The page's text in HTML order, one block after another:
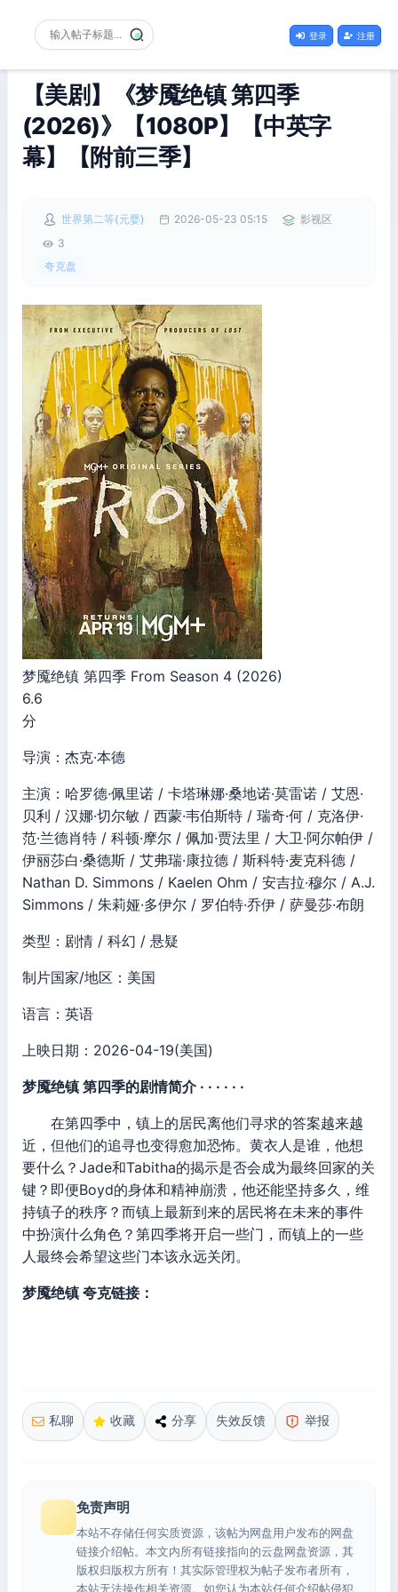
登录 注册
【美剧】《梦魇绝镇 第四季
(2026)》【1080P】【中英字
幕】【附前三季】
世界第二等(元婴) 2026-05-23 05:15
影视区
3
夸克盘
梦魇绝镇 第四季 From Season 4 (2026)
6.6
分
导演：杰克·本德
主演：哈罗德·佩里诺 / 卡塔琳娜·桑地诺·莫雷诺 / 艾恩·
贝利 / 汉娜·切尔敏 / 西蒙·韦伯斯特 / 瑞奇·何 / 克洛伊·
范·兰德肖特 / 科顿·摩尔 / 佩加·贾法里 / 大卫·阿尔帕伊 /
伊丽莎白·桑德斯 / 艾弗瑞·康拉德 / 斯科特·麦克科德 /
Nathan D. Simmons / Kaelen Ohm / 安吉拉·穆尔 / A.J.
Simmons / 朱莉娅·多伊尔 / 罗伯特·乔伊 / 萨曼莎·布朗
类型：剧情 / 科幻 / 悬疑
制片国家/地区：美国
语言：英语
上映日期：2026-04-19(美国)
梦魇绝镇 第四季的剧情简介 · · · · · ·
在第四季中，镇上的居民离他们寻求的答案越来越
近，但他们的追寻也变得愈加恐怖。黄衣人是谁，他想
要什么？Jade和Tabitha的揭示是否会成为最终回家的关
键？即便Boyd的身体和精神崩溃，他还能坚持多久，维
持镇子的秩序？而镇上最新到来的居民将在未来的事件
中扮演什么角色？第四季将开启一些门，而镇上的一些
人最终会希望这些门本该永远关闭。
梦魇绝镇 夸克链接：
私聊 收藏 分享 失效反馈 举报
免责声明
本站不存储任何实质资源，该帖为网盘用户发布的网盘
链接介绍帖。本文内所有链接指向的云盘网盘资源，其
版权归版权方所有！其实际管理权为帖子发布者所有，
本站无法操作相关资源。如您认为本站任何介绍帖侵犯